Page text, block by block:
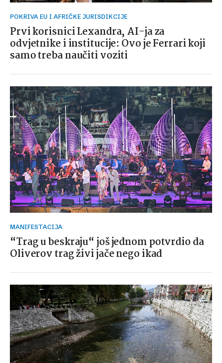
POKRIVA EU I AFRIČKE JURISDIKCIJE
Prvi korisnici Lexandra, AI-ja za
odvjetnike i institucije: Ovo je Ferrari koji
samo treba naučiti voziti
MANIFESTACIJA
“Trag u beskraju“ još jednom potvrdio da
Oliverov trag živi jače nego ikad